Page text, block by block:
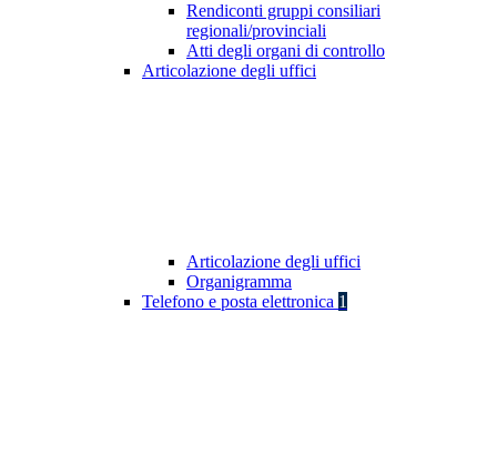
Rendiconti gruppi consiliari
regionali/provinciali
Atti degli organi di controllo
Articolazione degli uffici
Articolazione degli uffici
Organigramma
Telefono e posta elettronica 1